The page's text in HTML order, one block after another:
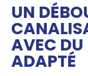
UN
AVEC DU
ADAPTÉ